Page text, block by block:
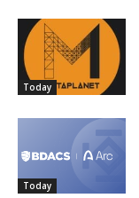
Today
Today